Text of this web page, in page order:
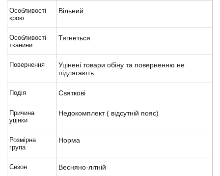
Особливості
крою
Вільний
Особливості
тканини
Тягнеться
Повернення
Уцінені товари обіну та поверненню не
підлягають
Подія Святкові
Причина
уцінки
Недокомплект ( відсутній пояс)
Розмірна
група
Норма
Сезон Весняно-літній